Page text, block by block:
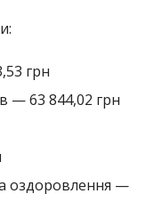
грн
— 63 844,02 грн
оздоровлення —